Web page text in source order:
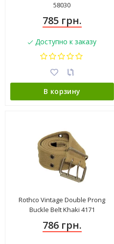
58030
785 грн.
Доступно к заказу
В корзину
Rothco Vintage Double Prong
Buckle Belt Khaki 4171
786 грн.